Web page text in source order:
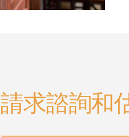
請求諮詢和